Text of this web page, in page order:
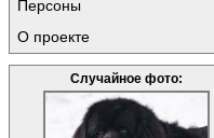
Персоны
О проекте
Случайное фото: